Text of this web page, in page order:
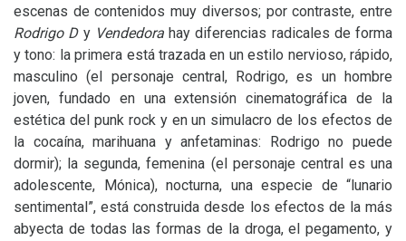
escenas de contenidos muy diversos; por contraste, entre
Rodrigo Dy Vendedora hay diferencias radicales de forma
y tono: la primera está trazada en un estilo nervioso, rápido,
masculino (el personaje central, Rodrigo, es un hombre
joven, fundado en una extensión cinematográfica de la
estética del punk rock y en un simulacro de los efectos de
la cocaína, marihuana y anfetaminas: Rodrigo no puede
dormir); la segunda, femenina (el personaje central es una
adolescente, Mónica), nocturna, una especie de “lunario
sentimental”, está construida desde los efectos de la más
abyecta de todas las formas de la droga, el pegamento, y